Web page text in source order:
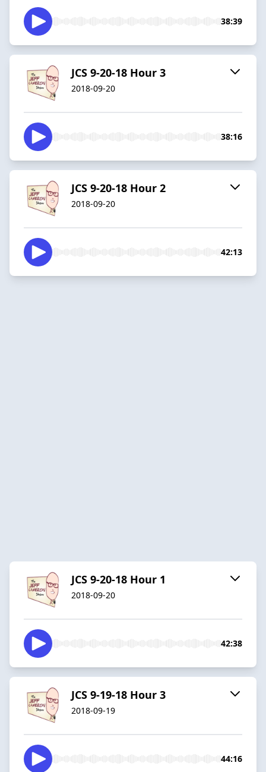
38:39
JCS 9-20-18 Hour 3
2018-09-20
38:16
JCS 9-20-18 Hour 2
2018-09-20
42:13
JCS 9-20-18 Hour 1
2018-09-20
42:38
JCS 9-19-18 Hour 3
2018-09-19
44:16